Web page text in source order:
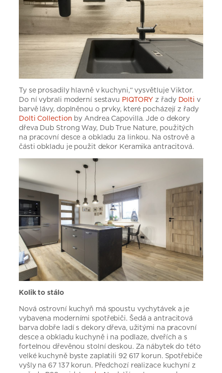
Ty se prosadily hlavně v kuchyni,“ vysvětluje Viktor.
Do ní vybrali moderní sestavu PIQTORY z řady Dolti v
barvě lávy, doplněnou o prvky, které pocházejí z řady
Dolti Collection by Andrea Capovilla. Jde o dekory
dřeva Dub Strong Way, Dub True Nature, použitých
na pracovní desce a obkladu za linkou. Na ostrově a
části obkladu je použit dekor Keramika antracitová.
Kolik to stálo
Nová ostrovní kuchyň má spoustu vychytávek a je
vybavena moderními spotřebiči. Šedá a antracitová
barva dobře ladí s dekory dřeva, užitými na pracovní
desce a obkladu kuchyně i na podlaze, dveřích a s
fortelnou dřevěnou stolní deskou. Za nábytek do této
velké kuchyně byste zaplatili 92 617 korun. Spotřebiče
vyšly na 67 137 korun. Předchozí realizace kuchyní z